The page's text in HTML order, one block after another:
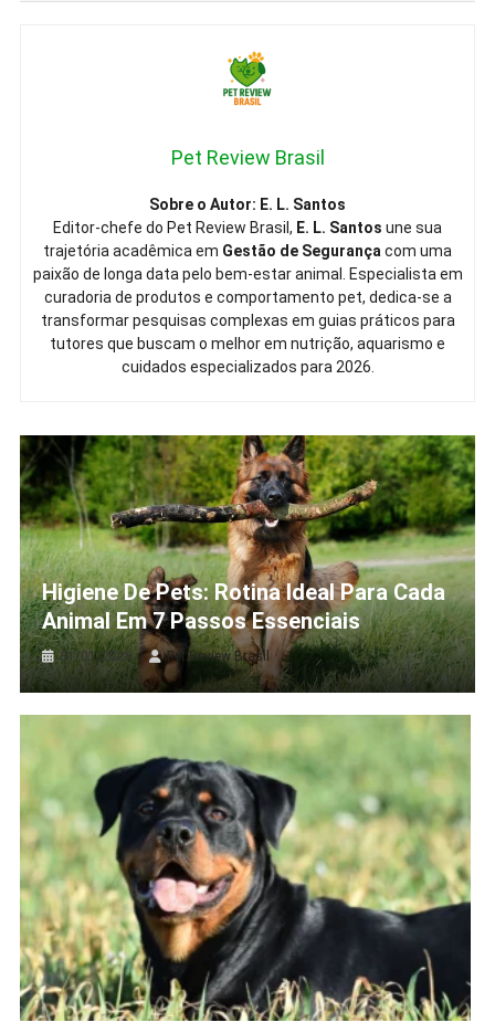
Pet Review Brasil
Sobre o Autor: E. L. Santos
Editor-chefe do Pet Review Brasil, E. L. Santos une sua
trajetória acadêmica em Gestão de Segurança com uma
paixão de longa data pelo bem-estar animal. Especialista em
curadoria de produtos e comportamento pet, dedica-se a
transformar pesquisas complexas em guias práticos para
tutores que buscam o melhor em nutrição, aquarismo e
cuidados especializados para 2026.
Higiene De Pets: Rotina Ideal Para Cada
Animal Em 7 Passos Essenciais
31/01/2026 Pet Review Brasil